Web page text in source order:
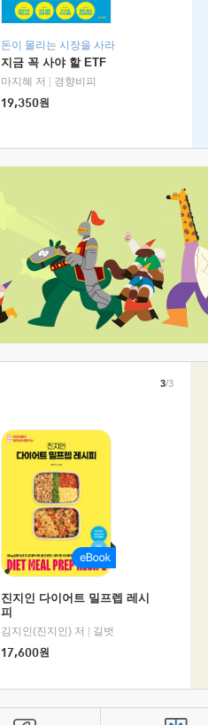
돈이 몰리는 시장을 사라
지금 꼭 사야 할 ETF
마지혜 저
경향비피
19,350원
진지인 다이어트 밀프렙 레시
피
김지인(진지인) 저
길벗
17,600원
3/3